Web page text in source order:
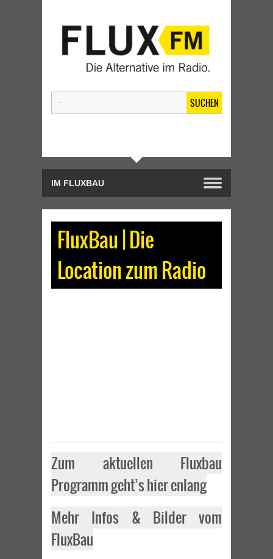
SUCHEN
FluxBau | Die
Location zum Radio
Zum aktuellen Fluxbau
Programm geht’s hier enlang
Mehr Infos & Bilder vom
FluxBau